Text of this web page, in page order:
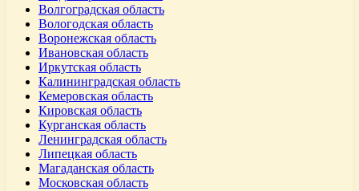
Волгоградская область
Вологодская область
Воронежская область
Ивановская область
Иркутская область
Калининградская область
Кемеровская область
Кировская область
Курганская область
Ленинградская область
Липецкая область
Магаданская область
Московская область